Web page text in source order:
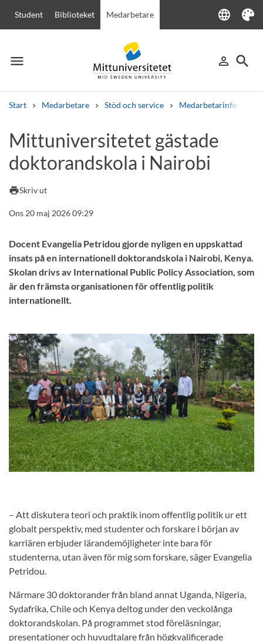
Student Biblioteket Medarbetare language
Language
Tema
menu
Meny person_outline
Logga in
search
Sök
Start Medarbetare Stöd och service Medarbetarinfo
Andra söktjänster
Kurser och programKursplaner VälkomstbrevPersonal
Mittuniversitetet gästade
doktorandskola i Nairobi
printSkriv ut
Ons 20 maj 2026 09:29
Docent Evangelia Petridou gjorde nyligen en uppskattad
insats på en internationell doktorandskola i Nairobi, Kenya.
Skolan drivs av International Public Policy Association, som
är den främsta organisationen för offentlig politik
internationellt.
– Att diskutera teori och praktik inom offentlig politik ur ett
globalt perspektiv, med studenter och forskare i början av
karriären erbjuder lärandemöjligheter inte bara för
studenterna, utan även för mig som forskare, säger Evangelia
Petridou.
Närmare 30 doktorander från bland annat Uganda, Nigeria,
Sydafrika, Chile och Kenya deltog under den veckolånga
doktorandskolan. På programmet stod föreläsningar,
presentationer och huvudtalare från högkvalificerade